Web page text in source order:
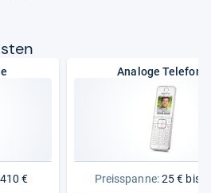
€
Analoge Telefone
Preisspanne:25 € bis